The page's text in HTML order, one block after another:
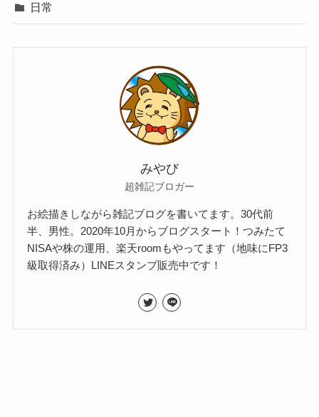
日常
みやび
超雑記ブロガー
お絵描きしながら雑記ブログを書いてます。30代前
半、男性。2020年10月からブログスタート！つみたて
NISAや株の運用、楽天roomもやってます（地味にFP3
級取得済み）LINEスタンプ販売中です！